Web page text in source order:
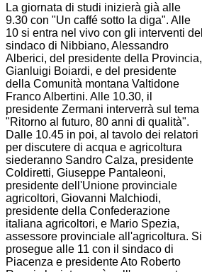
La giornata di studi inizierà già alle
9.30 con "Un caffé sotto la diga". Alle
10 si entra nel vivo con gli interventi del
sindaco di Nibbiano, Alessandro
Alberici, del presidente della Provincia,
Gianluigi Boiardi, e del presidente
della Comunità montana Valtidone
Franco Albertini. Alle 10.30, il
presidente Zermani interverrà sul tema
"Ritorno al futuro, 80 anni di qualità".
Dalle 10.45 in poi, al tavolo dei relatori
per discutere di acqua e agricoltura
siederanno Sandro Calza, presidente
Coldiretti, Giuseppe Pantaleoni,
presidente dell'Unione provinciale
agricoltori, Giovanni Malchiodi,
presidente della Confederazione
italiana agricoltori, e Mario Spezia,
assessore provinciale all'agricoltura. Si
prosegue alle 11 con il sindaco di
Piacenza e presidente Ato Roberto